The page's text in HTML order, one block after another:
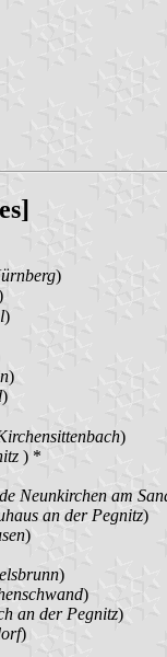
)
)
)
)
)
) *
Neunkirchen am
an der Pegnitz)
)
)
)
an der Pegnitz)
)